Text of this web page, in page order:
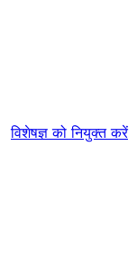
विशेषज्ञ को नियुक्त करें